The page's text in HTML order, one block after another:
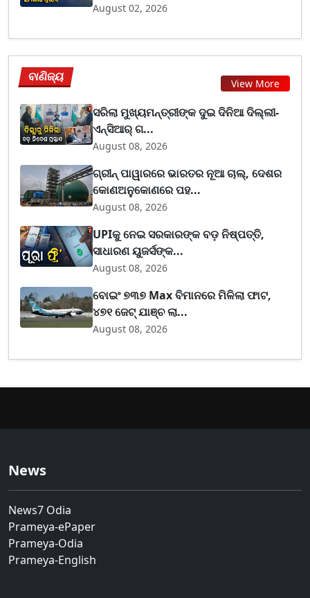
August 02, 2026
ବାଣିଜ୍ୟ View More
ସରିଲା ମୁଖ୍ୟମନ୍ତ୍ରୀଙ୍କ ଦୁଇ ଦିନିଆ ଦିଲ୍ଲୀ-
ଏନ୍‌ସିଆର୍ ଗ...
August 08, 2026
ଗ୍ରୀନ୍ ପାୱାରରେ ଭାରତର ନୂଆ ଚାଲ୍, ଦେଶର
କୋଣଅନୁକୋଣରେ ପହ...
August 08, 2026
UPIକୁ ନେଇ ସରକାରଙ୍କ ବଡ଼ ନିଷ୍ପତ୍ତି,
ସାଧାରଣ ୟୁଜର୍ସଙ୍କ...
August 08, 2026
ବୋଇଂ ୭୩୭ Max ବିମାନରେ ମିଳିଲା ଫାଟ,
୪୭୧ ଜେଟ୍ ଯାଞ୍ଚ ଲା...
August 08, 2026
News
News7 Odia
Prameya-ePaper
Prameya-Odia
Prameya-English